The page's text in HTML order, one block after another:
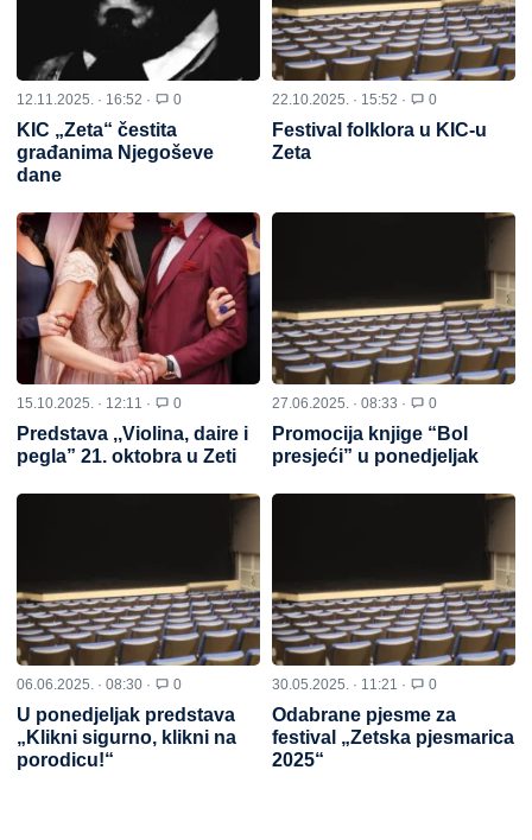
12.11.2025. · 16:52 · 0
KIC „Zeta“ čestita
građanima Njegoševe
dane
22.10.2025. · 15:52 · 0
Festival folklora u KIC-u
Zeta
15.10.2025. · 12:11 · 0
Predstava ,,Violina, daire i
pegla” 21. oktobra u Zeti
27.06.2025. · 08:33 · 0
Promocija knjige “Bol
presjeći” u ponedjeljak
06.06.2025. · 08:30 · 0
U ponedjeljak predstava
„Klikni sigurno, klikni na
porodicu!“
30.05.2025. · 11:21 · 0
Odabrane pjesme za
festival „Zetska pjesmarica
2025“